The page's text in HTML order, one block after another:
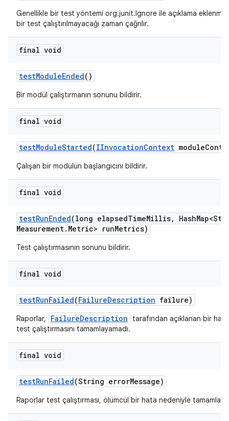
Genellikle bir test yöntemi org.junit.Ignore ile açıklama
bir test çalıştırılmayacağı zaman çağrılır.
final void
testModuleEnded()
Bir modül çalıştırmanın sonunu bildirir.
final void
testModuleStarted(IInvocationContext module
Çalışan bir modülün başlangıcını bildirir.
final void
testRunEnded(long elapsedTimeMillis, Hash
Measurement. Metric> runMetrics)
Test çalıştırmasının sonunu bildirir.
final void
testRunFailed(FailureDescription failure)
Raporlar, FailureDescription
tarafından açıklanan bir
test çalıştırmasını tamamlayamadı.
final void
testRunFailed(String errorMessage)
Raporlar test çalıştırması, ölümcül bir hata nedeniyle